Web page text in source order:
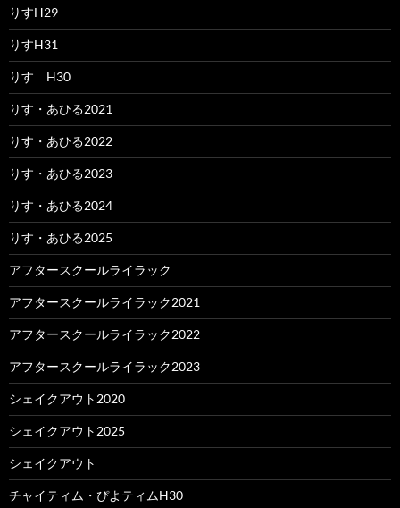
りすH29
りすH31
りす H30
りす・あひる2021
りす・あひる2022
りす・あひる2023
りす・あひる2024
りす・あひる2025
アフタースクールライラック
アフタースクールライラック2021
アフタースクールライラック2022
アフタースクールライラック2023
シェイクアウト2020
シェイクアウト2025
シェイクアウト
チャイティム・ぴよティムH30